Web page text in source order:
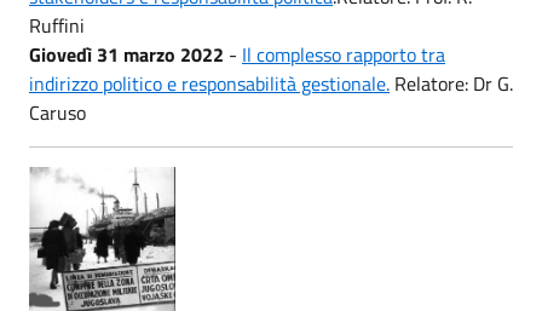
Ruffini
Giovedì 31 marzo 2022 - Il complesso rapporto tra
indirizzo politico e responsabilità gestionale. Relatore: Dr G.
Caruso